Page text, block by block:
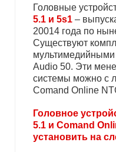
Головные
5.1 и 5s1 –
20014 года по
Существуют
Audio 50. Эти
системы можно с
Comand Online
Головное
5.1 и Comand
установить на